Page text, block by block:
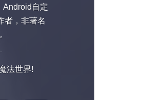
Android自定
者，非著名
法世界!